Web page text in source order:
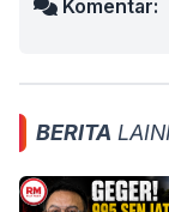
Komentar:
BERITA